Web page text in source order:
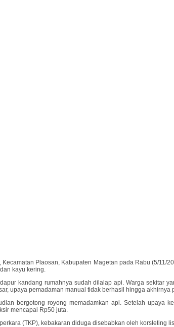
Plaosan, Kabupaten Magetan pada Rabu (5/11/
kayu kering.
kandang rumahnya sudah dilalap api. Warga sekitar
upaya pemadaman manual tidak berhasil hingga
bergotong royong memadamkan api. Setelah upaya
mencapai Rp50 juta.
(TKP), kebakaran diduga disebabkan oleh korsleting